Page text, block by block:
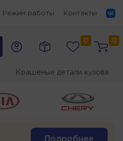
Режим работы Контакты
0 0
Крашеные детали кузова
Подробнее